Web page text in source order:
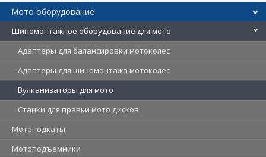
Мото оборудование
Шиномонтажное оборудование для мото
Адаптеры для балансировки мотоколес
Адаптеры для шиномонтажа мотоколес
Вулканизаторы для мото
Станки для правки мото дисков
Мотоподкаты
Мотоподъемники